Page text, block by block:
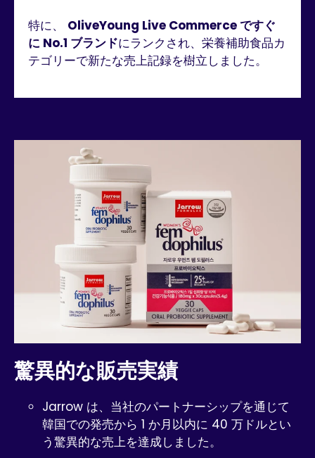
特に、 OliveYoung Live Commerce ですぐ
に No.1 ブランドにランクされ、栄養補助食品カ
テゴリーで新たな売上記録を樹立しました。
驚異的な販売実績
Jarrow は、当社のパートナーシップを通じて
韓国での発売から 1 か月以内に 40 万ドルとい
う驚異的な売上を達成しました。